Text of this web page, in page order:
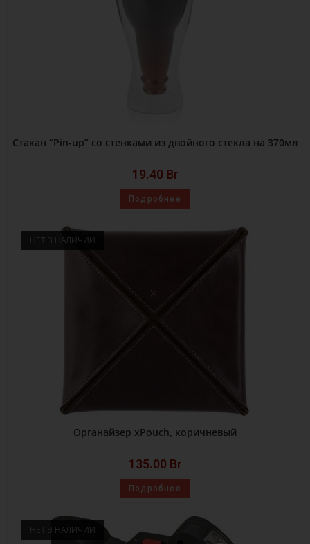
Стакан “Pin-up” со стенками из двойного стекла на 370мл
19.40 Br
Подробнее
НЕТ В НАЛИЧИИ
Органайзер xPouch, коричневый
135.00 Br
Подробнее
НЕТ В НАЛИЧИИ